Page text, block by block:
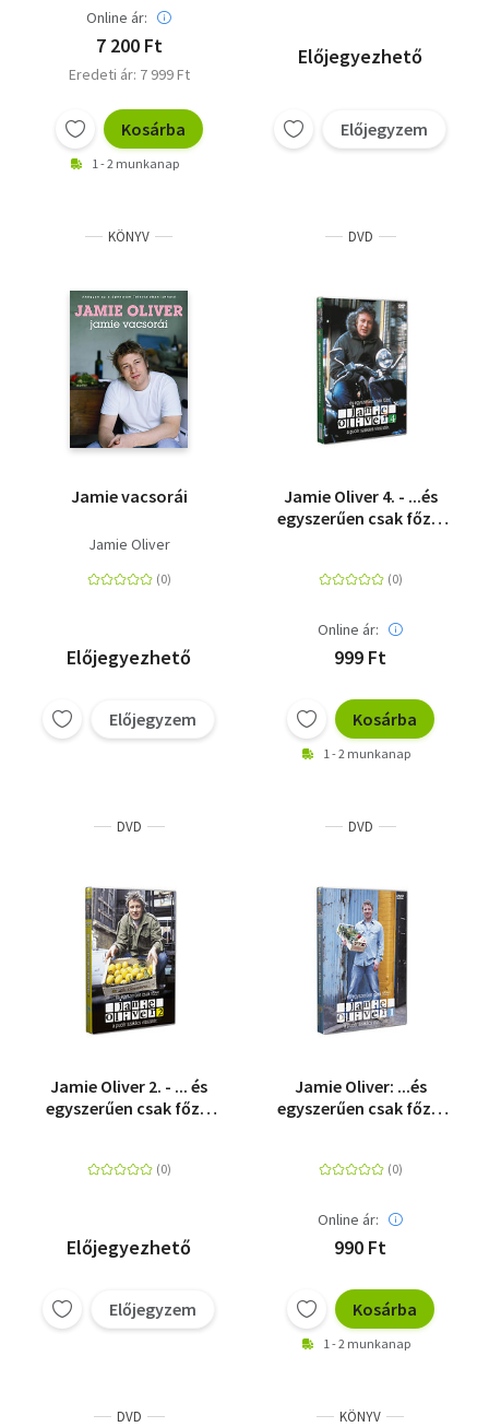
Online ár:
7 200 Ft
Eredeti ár: 7 999 Ft
Kosárba
1 - 2 munkanap
Előjegyezhető
Előjegyzem
KÖNYV
Jamie vacsorái
Jamie Oliver
Előjegyezhető
Előjegyzem
DVD
Jamie Oliver 4. - ...és
egyszerűen csak főzz!
Online ár:
999 Ft
Kosárba
1 - 2 munkanap
DVD
Jamie Oliver 2. - ... és
egyszerűen csak főzz!
Előjegyezhető
Előjegyzem
DVD
Jamie Oliver: ...és
egyszerűen csak főzz!
Online ár:
990 Ft
Kosárba
1 - 2 munkanap
DVD KÖNYV